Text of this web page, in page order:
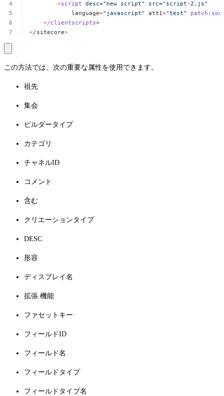
<script desc="new script"
src="script-2.js"
language="javascript" att1="test"
</clientscripts>
</sitecore>
この方法では、次の重要な属性を使用できます。
祖先
集会
ビルダータイプ
カテゴリ
チャネルID
コメント
含む
クリエーションタイプ
DESC
形容
ディスプレイ名
拡張 機能
ファセットキー
フィールドID
フィールド名
フィールドタイプ
フィールドタイプ名